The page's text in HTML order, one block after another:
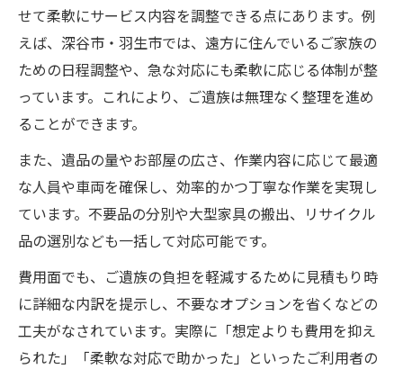
せて柔軟にサービス内容を調整できる点にあります。例
えば、深谷市・羽生市では、遠方に住んでいるご家族の
ための日程調整や、急な対応にも柔軟に応じる体制が整
っています。これにより、ご遺族は無理なく整理を進め
ることができます。
また、遺品の量やお部屋の広さ、作業内容に応じて最適
な人員や車両を確保し、効率的かつ丁寧な作業を実現し
ています。不要品の分別や大型家具の搬出、リサイクル
品の選別なども一括して対応可能です。
費用面でも、ご遺族の負担を軽減するために見積もり時
に詳細な内訳を提示し、不要なオプションを省くなどの
工夫がなされています。実際に「想定よりも費用を抑え
られた」「柔軟な対応で助かった」といったご利用者の